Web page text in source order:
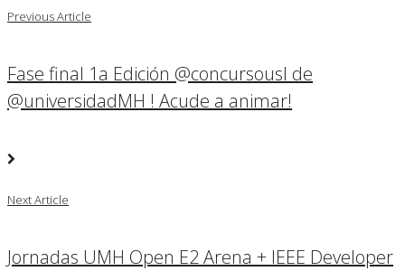
Previous Article
Fase final 1a Edición @concursousl de
@universidadMH ! Acude a animar!
Next Article
Jornadas UMH Open E2 Arena + IEEE Developer